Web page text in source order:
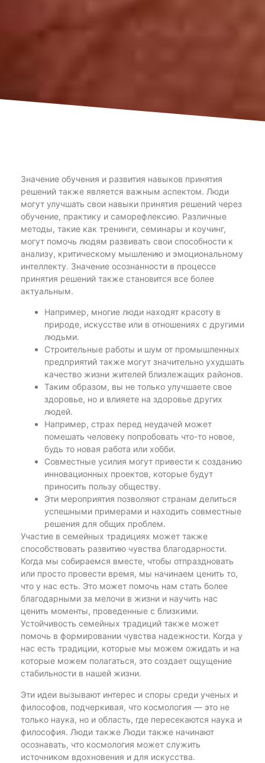
Значение обучения и развития навыков принятия
решений также является важным аспектом. Люди
могут улучшать свои навыки принятия решений через
обучение, практику и саморефлексию. Различные
методы, такие как тренинги, семинары и коучинг,
могут помочь людям развивать свои способности к
анализу, критическому мышлению и эмоциональному
интеллекту. Значение осознанности в процессе
принятия решений также становится все более
актуальным.
Например, многие люди находят красоту в
природе, искусстве или в отношениях с другими
людьми.
Строительные работы и шум от промышленных
предприятий также могут значительно ухудшать
качество жизни жителей близлежащих районов.
Таким образом, вы не только улучшаете свое
здоровье, но и влияете на здоровье других
людей.
Например, страх перед неудачей может
помешать человеку попробовать что-то новое,
будь то новая работа или хобби.
Совместные усилия могут привести к созданию
инновационных проектов, которые будут
приносить пользу обществу.
Эти мероприятия позволяют странам делиться
успешными примерами и находить совместные
решения для общих проблем.
Участие в семейных традициях может также
способствовать развитию чувства благодарности.
Когда мы собираемся вместе, чтобы отпраздновать
или просто провести время, мы начинаем ценить то,
что у нас есть. Это может помочь нам стать более
благодарными за мелочи в жизни и научить нас
ценить моменты, проведенные с близкими.
Устойчивость семейных традиций также может
помочь в формировании чувства надежности. Когда у
нас есть традиции, которые мы можем ожидать и на
которые можем полагаться, это создает ощущение
стабильности в нашей жизни.
Эти идеи вызывают интерес и споры среди ученых и
философов, подчеркивая, что космология — это не
только наука, но и область, где пересекаются наука и
философия. Люди также Люди также начинают
осознавать, что космология может служить
источником вдохновения и для искусства.